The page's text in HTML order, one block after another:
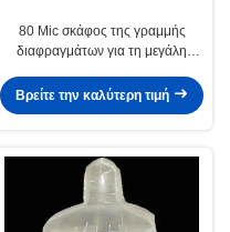
80 Mic σκάφος της γραμμής
διαφραγμάτων για τη μεγάλη
αποθήκευση αγροτικών
Βρείτε την καλύτερη τιμή